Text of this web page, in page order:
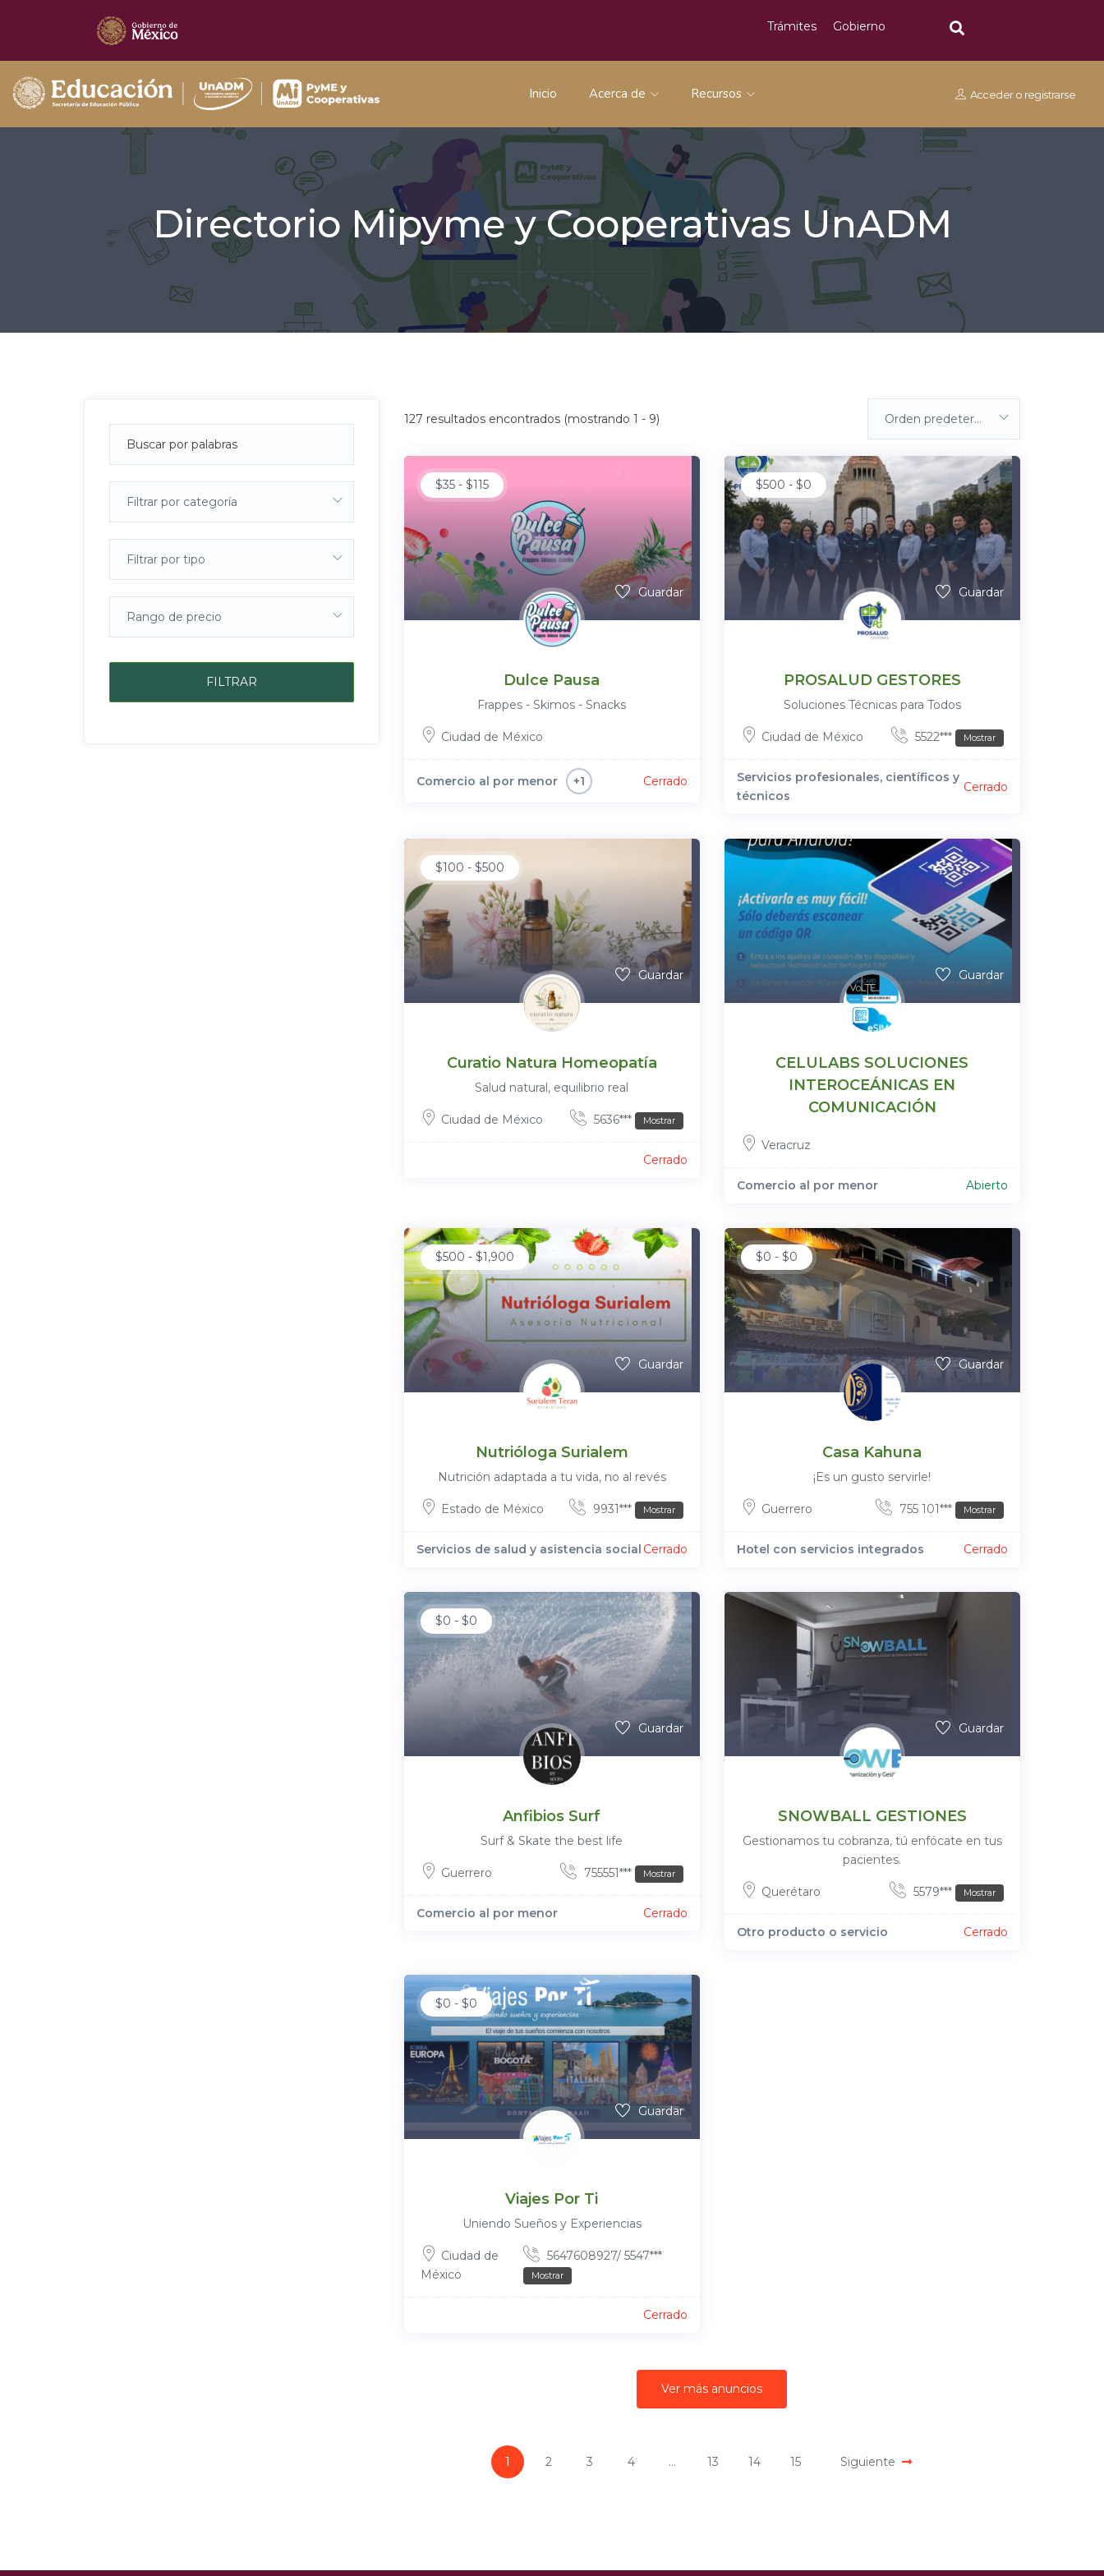
Trámites Gobierno
Inicio Acerca de Recursos Acceder o registrarse
Directorio Mipyme y Cooperativas UnADM
Filtrar por categoría
Filtrar por tipo
Rango de precio
FILTRAR
127 resultados encontrados (mostrando 1 - 9) Orden predeterminada
$35- $115
Guardar
Dulce Pausa
Frappes - Skimos - Snacks
Ciudad de México
Comercio al por menor +1 Cerrado
$500 - $0
Guardar
PROSALUD GESTORES
Soluciones Técnicas para Todos
Ciudad de México 5522*** Mostrar
Servicios profesionales, científicos y
técnicos
Cerrado
$100 - $500
Guardar
Curatio Natura Homeopatía
Salud natural, equilibrio real
Ciudad de México 5636*** Mostrar
Cerrado
Guardar
CELULABS SOLUCIONES
INTEROCEÁNICAS EN
COMUNICACIÓN
Veracruz
Comercio al por menor Abierto
$500 - $1,900
Guardar
Nutrióloga Surialem
Nutrición adaptada a tu vida, no al revés
Estado de México 9931*** Mostrar
Servicios de salud y asistencia social Cerrado
$0 - $0
Guardar
Casa Kahuna
¡Es un gusto servirle!
Guerrero 755 101*** Mostrar
Hotel con servicios integrados Cerrado
$0 - $0
Guardar
Anfibios Surf
Surf & Skate the best life
Guerrero 755551*** Mostrar
Comercio al por menor Cerrado
Guardar
SNOWBALL GESTIONES
Gestionamos tu cobranza, tú enfócate en tus
pacientes.
Querétaro 5579*** Mostrar
Otro producto o servicio Cerrado
$0 - $0
Guardar
Viajes Por Ti
Uniendo Sueños y Experiencias
Ciudad de
México
5647608927/ 5547***
Mostrar
Cerrado
Ver más anuncios
1 2 3 4 ... 13 14 15 Siguiente